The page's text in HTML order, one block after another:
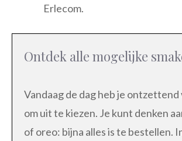
Erlecom.
Ontdek alle mogelijke
Vandaag de dag heb je ontzettend
om uit te kiezen. Je kunt denken
of oreo: bijna alles is te bestellen.